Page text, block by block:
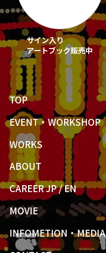
サイン入り
アートブック販売中
TOP
EVENT・WORKSHOP
WORKS
ABOUT
CAREER JP/EN
MOVIE
INFOMETION・MEDIA